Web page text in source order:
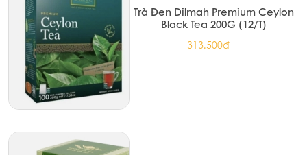
Trà Đen Dilmah Premium Ceylon
Black Tea 200G (12/T)
313.500đ